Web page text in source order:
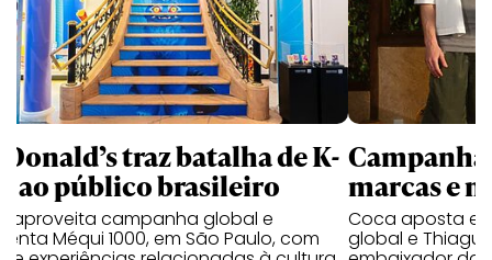
traz batalha de K-
ao público brasileiro
aproveita campanha global e
Méqui 1000, em São Paulo, com
marcas e
Coca aposta
global e